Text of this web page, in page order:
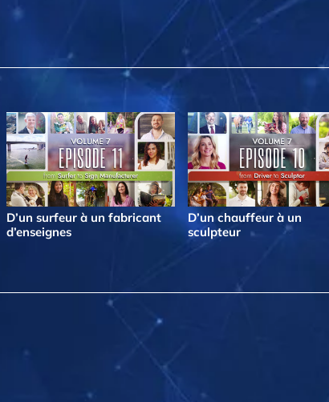
D’un surfeur à un fabricant
d’enseignes
D’un chauffeur à un
sculpteur